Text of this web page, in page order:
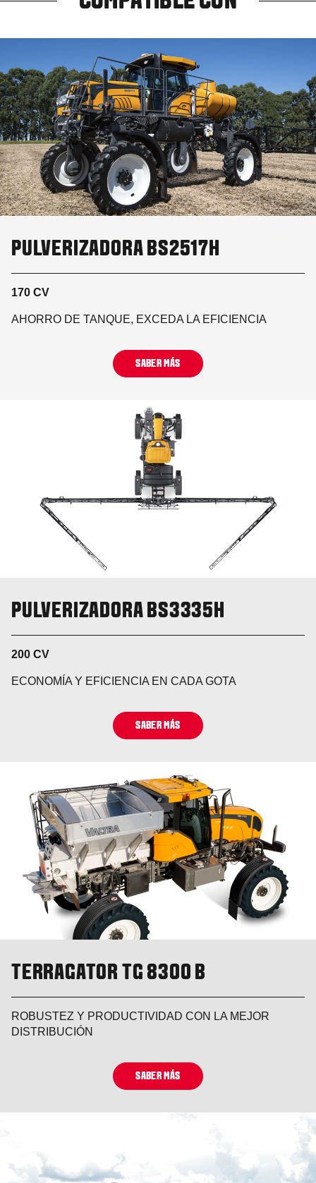
PULVERIZADORA BS2517H
170 CV
AHORRO DE TANQUE, EXCEDA LA EFICIENCIA
SABER MÁS
PULVERIZADORA BS3335H
200 CV
ECONOMÍA Y EFICIENCIA EN CADA GOTA
SABER MÁS
TERRAGATOR TG 8300 B
ROBUSTEZ Y PRODUCTIVIDAD CON LA MEJOR
DISTRIBUCIÓN
SABER MÁS